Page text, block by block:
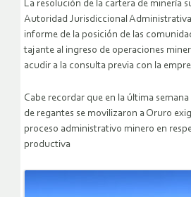
La resolución de la cartera de minería
Autoridad Jurisdiccional
informe de la posición de las
tajante al ingreso de operaciones
acudir a la consulta previa con la
Cabe recordar que en la última
de regantes se movilizaron a Oruro
proceso administrativo minero en
productiva